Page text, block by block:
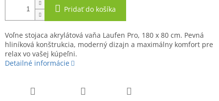
Pridať do košíka
Voľne stojaca akrylátová vaňa Laufen Pro, 180 x 80 cm. Pevná
hliníková konštrukcia, moderný dizajn a maximálny komfort pre
relax vo vašej kúpeľni.
Detailné informácie